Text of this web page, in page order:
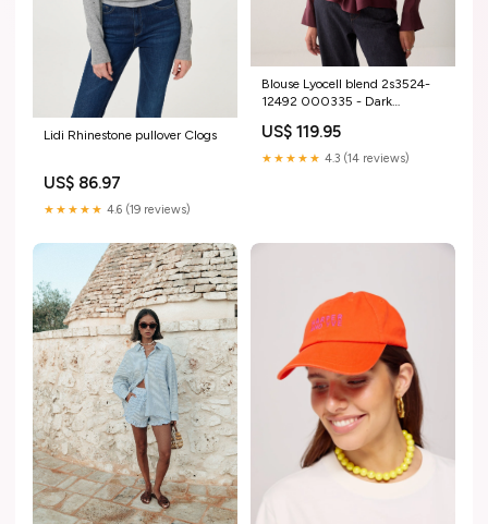
Lidi Rhinestone pullover Clogs
US$ 86.97
★★★★★ 4.6 (19 reviews)
Blouse Lyocell blend 2s3524-
12492 000335 - Dark
US$ 119.95
★★★★★ 4.3 (14 reviews)